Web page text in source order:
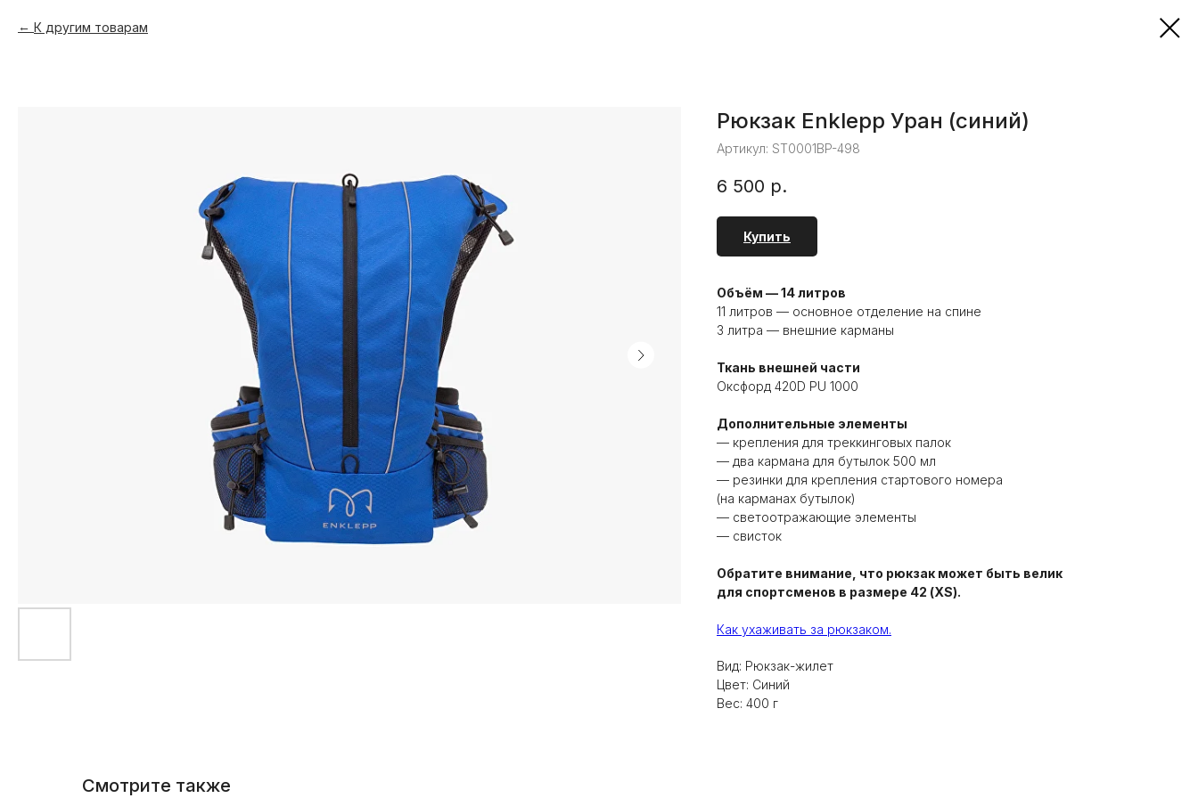
К другим товарам
Рюкзак Enklepp Уран (синий)
Артикул: ST0001BP-498
6 500 р.
Купить
Объём — 14 литров
11 литров — основное отделение на спине
3 литра — внешние карманы
Ткань внешней части
Оксфорд 420D PU 1000
Дополнительные элементы
— крепления для треккинговых палок
— два кармана для бутылок 500 мл
— резинки для крепления стартового номера
(на карманах бутылок)
— светоотражающие элементы
— свисток
Обратите внимание, что рюкзак может быть велик
для спортсменов в размере 42 (XS).
Как ухаживать за рюкзаком.
Вид: Рюкзак-жилет
Цвет: Синий
Вес: 400 г
Смотрите также